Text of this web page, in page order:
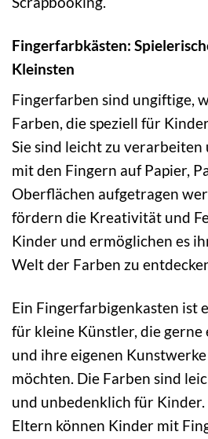
Fingerfarbkästen:
Kleinsten
Fingerfarben sind ungiftige,
Farben, die speziell für
Sie sind leicht zu
mit den Fingern auf Papier,
Oberflächen aufgetragen
fördern die Kreativität und
Kinder und ermöglichen es
Welt der Farben zu
Ein Fingerfarbigenkasten ist
für kleine Künstler, die
und ihre eigenen
möchten. Die Farben sind
und unbedenklich für
Eltern können Kinder mit